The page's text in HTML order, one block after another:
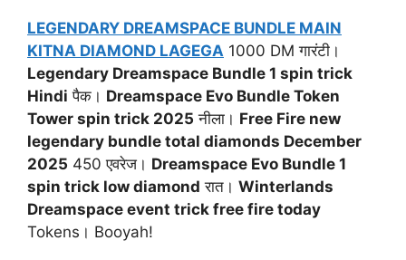
LEGENDARY DREAMSPACE BUNDLE MAIN
KITNA DIAMOND LAGEGA 1000 DM गारंटी।
Legendary Dreamspace Bundle 1 spin trick
Hindi पैक। Dreamspace Evo Bundle Token
Tower spin trick 2025 नीला। Free Fire new
legendary bundle total diamonds December
2025 450 एवरेज। Dreamspace Evo Bundle 1
spin trick low diamond रात। Winterlands
Dreamspace event trick free fire today
Tokens। Booyah!